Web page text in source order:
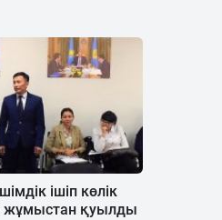
ішіп көлік
жұмыстан қуылды